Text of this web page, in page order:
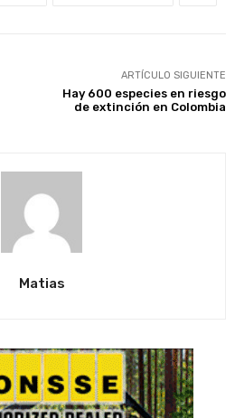
ARTÍCULO SIGUIENTE
Hay 600 especies en riesgo
de extinción en Colombia
Matias